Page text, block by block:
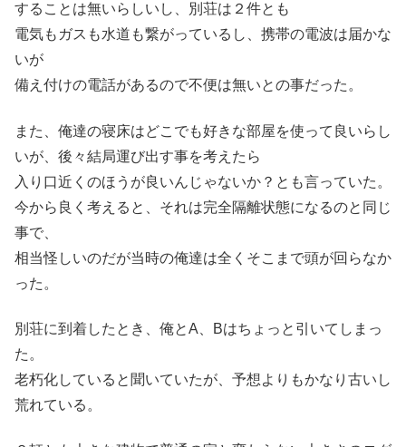
することは無いらしいし、別荘は２件とも
電気もガスも水道も繋がっているし、携帯の電波は届かな
いが
備え付けの電話があるので不便は無いとの事だった。
また、俺達の寝床はどこでも好きな部屋を使って良いらし
いが、後々結局運び出す事を考えたら
入り口近くのほうが良いんじゃないか？とも言っていた。
今から良く考えると、それは完全隔離状態になるのと同じ
事で、
相当怪しいのだが当時の俺達は全くそこまで頭が回らなか
った。
別荘に到着したとき、俺とA、Bはちょっと引いてしまっ
た。
老朽化していると聞いていたが、予想よりもかなり古いし
荒れている。